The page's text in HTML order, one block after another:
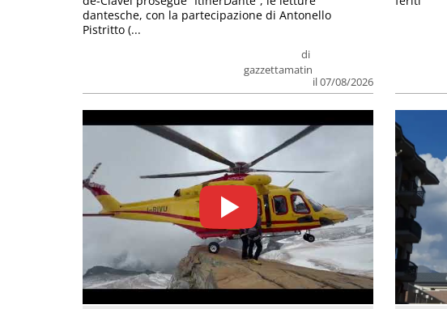
di
gazzettamatin
il 07/08/2026
dantesche, con la partecipazione di Antonello
Pistritto (...